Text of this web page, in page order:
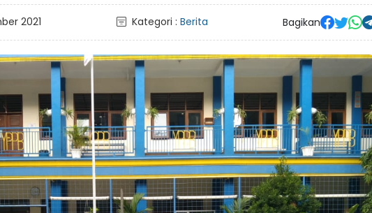
2021 Kategori : Berita Bagikan